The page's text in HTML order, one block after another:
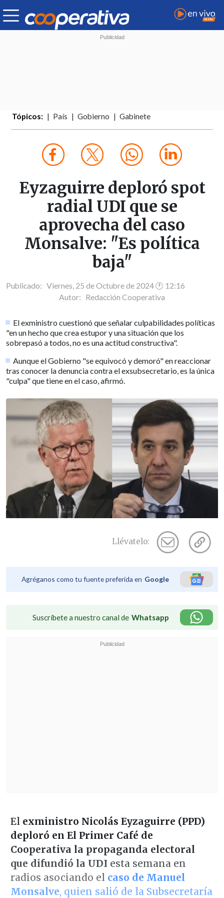
Tópicos: País Gobierno Gabinete
Eyzaguirre deploró spot
radial UDI que se
aprovecha del caso
Monsalve: "Es política
baja"
Publicado: Viernes, 25 de Octubre de 2024 🕐 12:16
Autor: Redacción Cooperativa
El exministro cuestionó que señalar culpabilidades políticas
"en un hecho que crea estupor y una situación que los
sobrepasó a todos, no es una actitud constructiva".
Aunque el Gobierno "se equivocó y demoró" en reaccionar
tras conocer la denuncia contra el exsubsecretario, es la única
"culpa" que tiene en el caso, afirmó.
Llévatelo:
Agréganos como tu fuente preferida en Google
Suscríbete a nuestro canal de Whatsapp
El exministro Nicolás Eyzaguirre (PPD)
deploró en El Primer Café de
Cooperativa la propaganda electoral
que difundió la UDI esta semana en
radios asociando el caso de Manuel
Monsalve, quien salió de la Subsecretaría